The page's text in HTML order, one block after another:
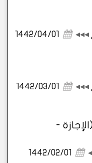
◂◂◂
1442/04/01
◂◂◂
1442/03/01
-
1442/02/01